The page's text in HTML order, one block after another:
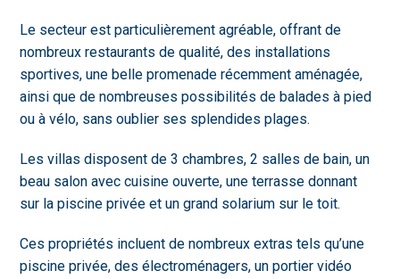
Le secteur est particulièrement agréable, offrant de
nombreux restaurants de qualité, des installations
sportives, une belle promenade récemment aménagée,
ainsi que de nombreuses possibilités de balades à pied
ou à vélo, sans oublier ses splendides plages.
Les villas disposent de 3 chambres, 2 salles de bain, un
beau salon avec cuisine ouverte, une terrasse donnant
sur la piscine privée et un grand solarium sur le toit.
Ces propriétés incluent de nombreux extras tels qu’une
piscine privée, des électroménagers, un portier vidéo